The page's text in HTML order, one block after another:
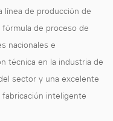
línea de producción de
de proceso de
nacionales e
técnica en la industria de
sector y una excelente
inteligente